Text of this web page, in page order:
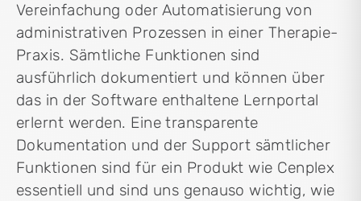
Vereinfachung oder Automatisierung von
administrativen Prozessen in einer Therapie-
Praxis. Sämtliche Funktionen sind
ausführlich dokumentiert und können über
das in der Software enthaltene Lernportal
erlernt werden. Eine transparente
Dokumentation und der Support sämtlicher
Funktionen sind für ein Produkt wie Cenplex
essentiell und sind uns genauso wichtig, wie